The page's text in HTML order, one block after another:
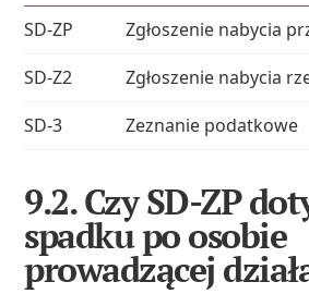
SD-ZP
Zgłoszenie nabycia
SD-Z2
Zgłoszenie nabycia
SD-3
Zeznanie podatkowe
9.2. Czy SD-ZP
spadku po osobie
prowadzącej